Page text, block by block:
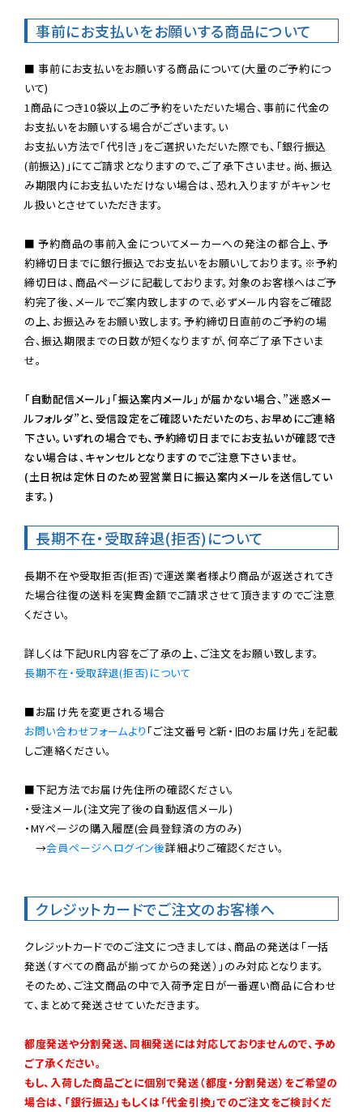
事前にお支払いをお願いする商品について
■ 事前にお支払いをお願いする商品について(大量のご予約につ
いて)
1商品につき10袋以上のご予約をいただいた場合、事前に代金の
お支払いをお願いする場合がございます。い
お支払い方法で「代引き」をご選択いただいた際でも、「銀行振込
(前振込)」にてご請求となりますので、ご了承下さいませ。尚、振込
み期限内にお支払いただけない場合は、恐れ入りますがキャンセ
ル扱いとさせていただきます。
■ 予約商品の事前入金についてメーカーへの発注の都合上、予
約締切日までに銀行振込でお支払いをお願いしております。※予約
締切日は、商品ページに記載しております。対象のお客様へはご予
約完了後、メールでご案内致しますので、必ずメール内容をご確認
の上、お振込みをお願い致します。予約締切日直前のご予約の場
合、振込期限までの日数が短くなりますが、何卒ご了承下さいま
せ。
「自動配信メール」「振込案内メール」が届かない場合、”迷惑メー
ルフォルダ”と、受信設定をご確認いただいたのち、お早めにご連絡
下さい。いずれの場合でも、予約締切日までにお支払いが確認でき
ない場合は、キャンセルとなりますのでご注意下さいませ。
(土日祝は定休日のため翌営業日に振込案内メールを送信してい
ます。)
長期不在・受取辞退(拒否)について
長期不在や受取拒否(拒否)で運送業者様より商品が返送されてき
た場合往復の送料を実費金額でご請求させて頂きますのでご注意
ください。
長期不在・受取辞退(拒否)について
お問い合わせフォームより 「ご注文番号と新・旧のお届け先」を記載
しご連絡ください。
■下記方法でお届け先住所の確認ください。
・受注メール(注文完了後の自動返信メール)
・MYページの購入履歴(会員登録済の方のみ)
→会員ページへログイン後詳細よりご確認ください。
クレジットカードでご注文のお客様へ
クレジットカードでのご注文につきましては、商品の発送は「一括
発送（すべての商品が揃ってからの発送）」のみ対応となります。
そのため、ご注文商品の中で入荷予定日が一番遅い商品に合わせ
て、まとめて発送させていただきます。
都度発送や分割発送、同梱発送には対応しておりませんので、予め
ご了承ください。
もし、入荷した商品ごとに個別で発送（都度・分割発送）をご希望の
場合は、「銀行振込」もしくは「代金引換」でのご注文をご検討くだ